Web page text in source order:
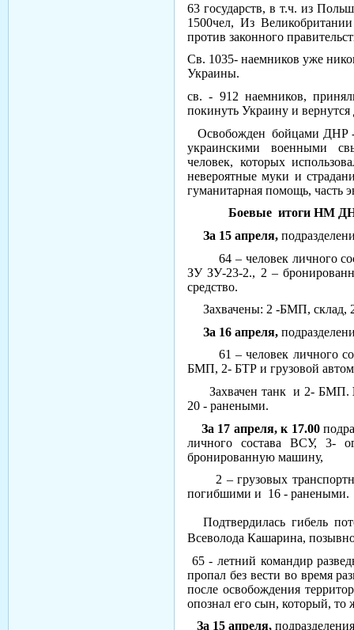
63 государств, в т.ч. из
1500чел, Из
против законного
Св. 1035- наемников уже
Украины.
св. - 912 наемников,
покинуть Украину и
Освобожден бойцами ДНР -
украинскими военными
человек, которых
невероятные муки и
гуманитарная помощь, часть
Боевые итоги НМ ДНР
За 15 апреля,
64 – человек личного
ЗУ ЗУ-23-2., 2 –
средство.
Захвачены: 2 -БМП, склад,
За 16 апреля,
61 – человек личного
БМП, 2- БТР и грузовой
Захвачен танк и 2- БМП.
20 - ранеными.
За 17 апреля, к 17.00
личного состава ВСУ, 3-
бронированную машину,
2 – грузовых
погибшими и 16 - ранеными.
Подтвердилась гибель
Всеволода Кашарина,
65 - летний командир
пропал без вести во время
после освобождения
опознал его сын, который,
За 15 апреля,